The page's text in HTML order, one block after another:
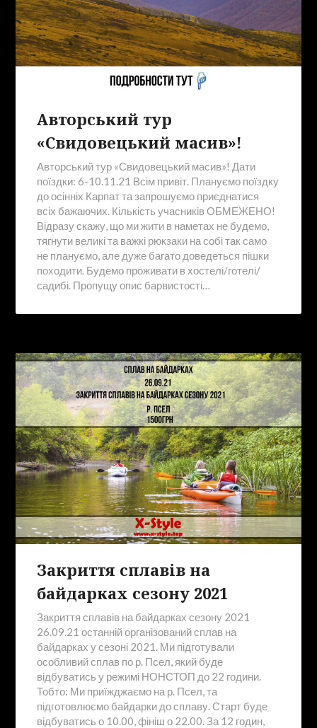
Авторський тур
«Свидовецький масив»!
Авторський тур «Свидовецький масив»! Дати
поїздки: 6-10.11.21 Всім привіт. Плануємо поїздку
до осінніх Карпат та запрошуємо приєднатися
всіх бажаючих. Кількість учасників ОБМЕЖЕНО!
Відразу скажу, що ми жити в наметах не будемо,
тягнути великі та важкі рюкзаки на собі так само
не плануємо, але дуже багато доведеться пішки
походити. Будемо проживати в хостелі/готелі/
садибі. Пропущу опис барвистості…
Закриття сплавів на
байдарках сезону 2021
Закриття сплавів на байдарках сезону 2021
26.09.21 останній організований сплав на
байдарках у сезоні 2021. Ми підготували
особливий сплав по р. Псел, який буде
відбуватись у режимі НОНСТОП до 22 години.
Тобто: Ми приїжджаємо на р. Псел, та
підготовлюємо байдарки до сплаву. Старт буде
відбуватись о 10.00, фініш о 22.00. За 12 годин,